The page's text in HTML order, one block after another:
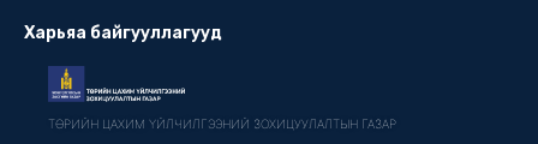
Харьяа байгууллагууд
ТӨРИЙН ЦАХИМ ҮЙЛЧИЛГЭЭНИЙ ЗОХИЦУУЛАЛТЫН ГАЗАР